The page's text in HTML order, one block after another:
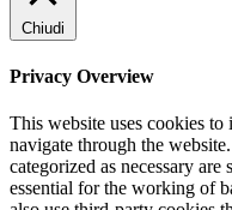
Chiudi
Privacy Overview
This website uses cookies
navigate through the
categorized as necessary
essential for the working of